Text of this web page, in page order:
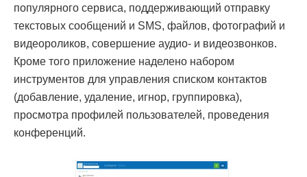
популярного сервиса, поддерживающий отправку
текстовых сообщений и SMS, файлов, фотографий и
видеороликов, совершение аудио- и видеозвонков.
Кроме того приложение наделено набором
инструментов для управления списком контактов
(добавление, удаление, игнор, группировка),
просмотра профилей пользователей, проведения
конференций.